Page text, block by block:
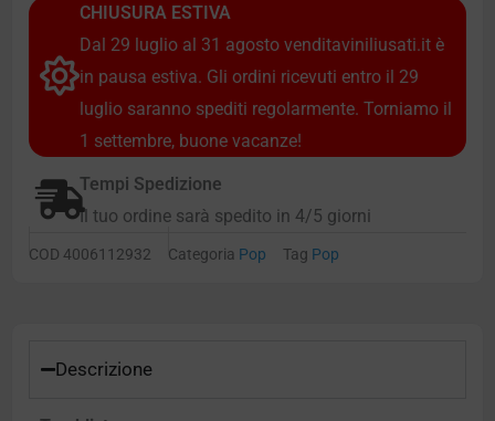
CHIUSURA ESTIVA
Dal 29 luglio al 31 agosto venditaviniliusati.it è
in pausa estiva. Gli ordini ricevuti entro il 29
luglio saranno spediti regolarmente. Torniamo il
1 settembre, buone vacanze!
Tempi Spedizione
Il tuo ordine sarà spedito in 4/5 giorni
COD 4006112932 Categoria Pop Tag Pop
Descrizione